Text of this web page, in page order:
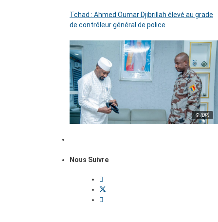
Tchad : Ahmed Oumar Djibrillah élevé au grade
de contrôleur général de police
© (DR)
Nous Suivre